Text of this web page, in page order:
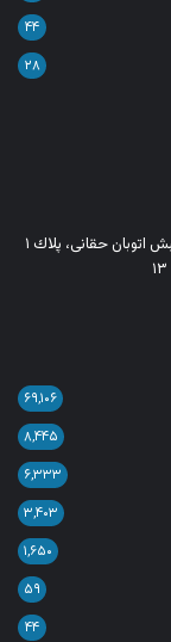
۴۴
۲۸
آدرس: تهران - خیابان میرداماد، خیابان مصدق جنوبی،نبش اتوبان حقانی، پلاك ١
۶۹,۱۰۶
۸,۴۴۵
۶,۳۳۳
۳,۴۰۳
۱,۶۵۰
۵۹
۴۴